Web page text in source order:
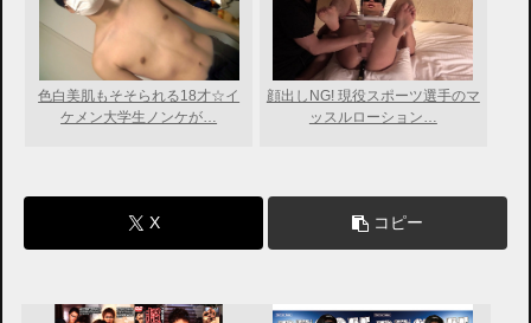
色白美肌もそそられる18才☆イ
ケメン大学生ノンケが…
顔出しNG! 現役スポーツ選手のマ
ッスルローション…
X コピー